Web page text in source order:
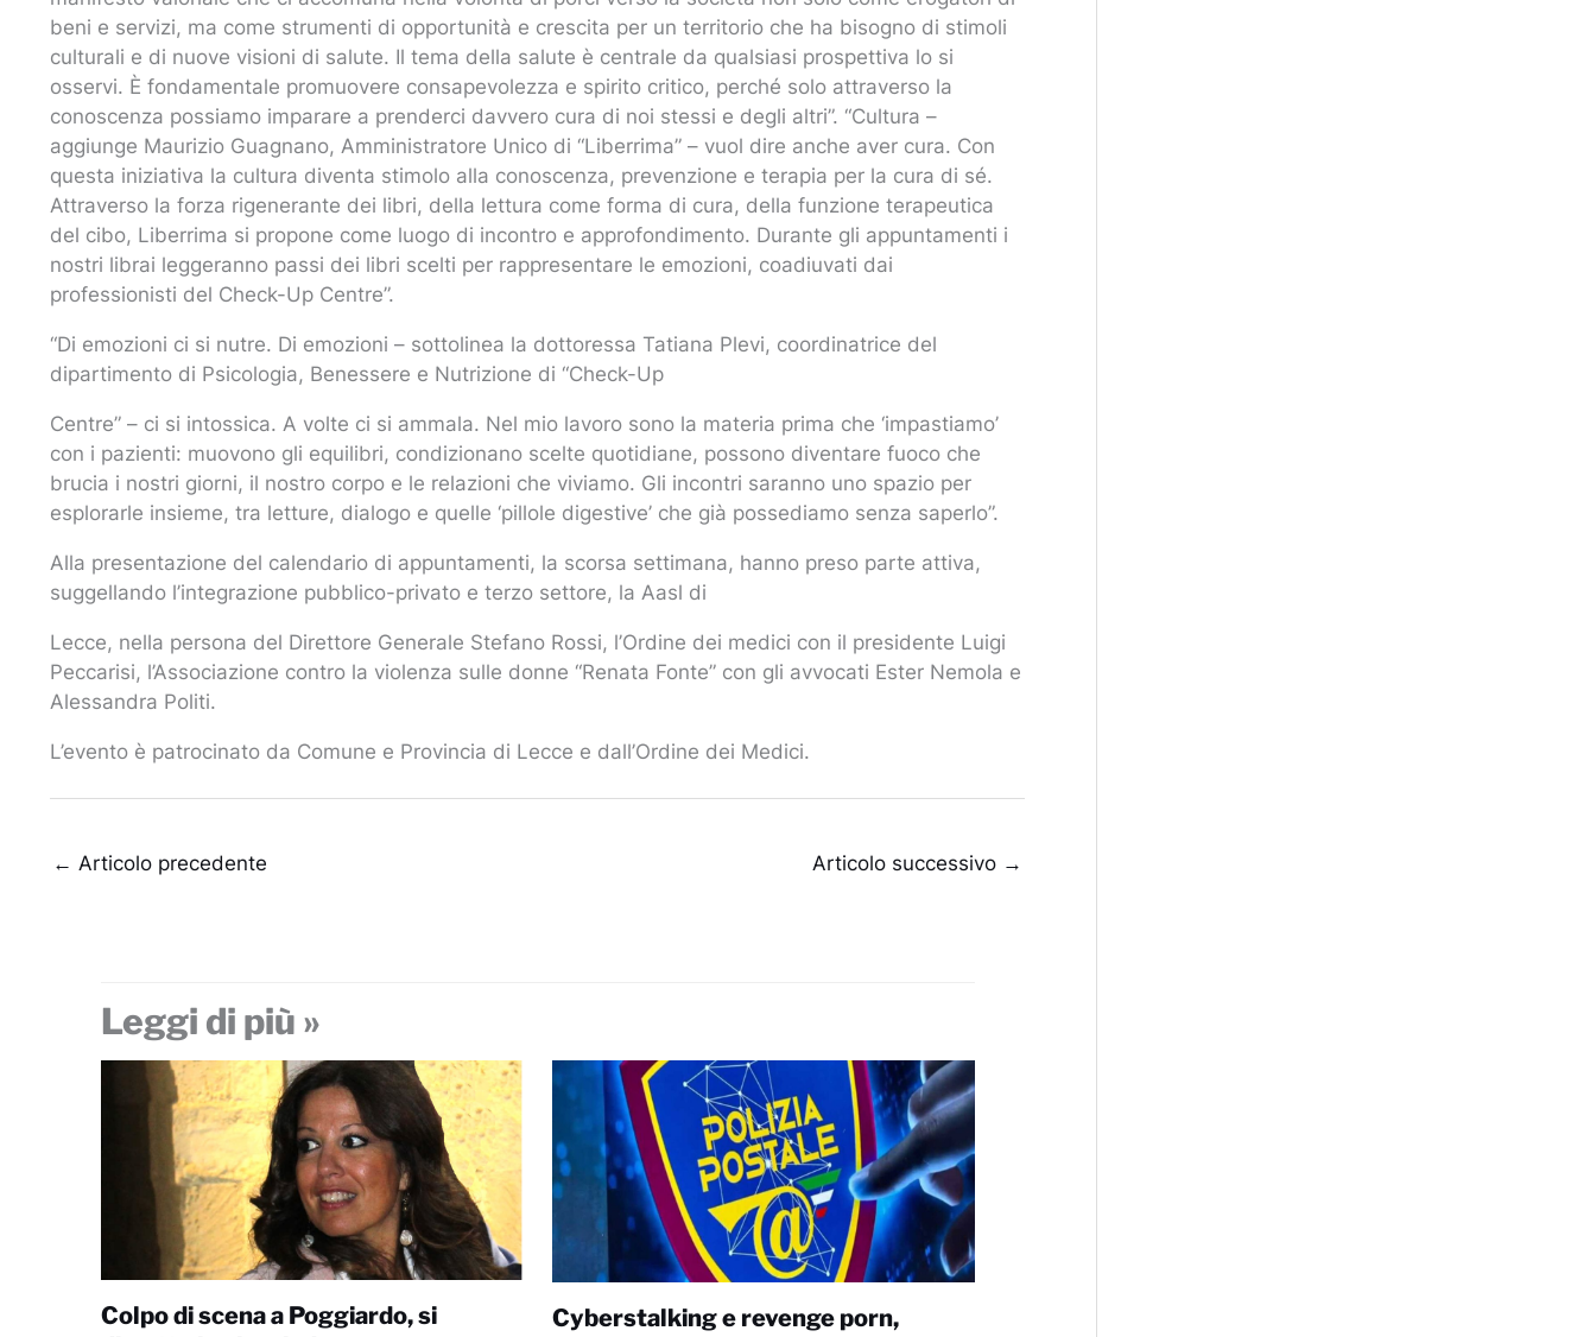
beni e servizi, ma come strumenti di opportunità e crescita per un territorio che ha bisogno di stimoli
culturali e di nuove visioni di salute. Il tema della salute è centrale da qualsiasi prospettiva lo si
osservi. È fondamentale promuovere consapevolezza e spirito critico, perché solo attraverso la
conoscenza possiamo imparare a prenderci davvero cura di noi stessi e degli altri”. “Cultura –
aggiunge Maurizio Guagnano, Amministratore Unico di “Liberrima” – vuol dire anche aver cura. Con
questa iniziativa la cultura diventa stimolo alla conoscenza, prevenzione e terapia per la cura di sé.
Attraverso la forza rigenerante dei libri, della lettura come forma di cura, della funzione terapeutica
del cibo, Liberrima si propone come luogo di incontro e approfondimento. Durante gli appuntamenti i
nostri librai leggeranno passi dei libri scelti per rappresentare le emozioni, coadiuvati dai
professionisti del Check-Up Centre”.
“Di emozioni ci si nutre. Di emozioni – sottolinea la dottoressa Tatiana Plevi, coordinatrice del
dipartimento di Psicologia, Benessere e Nutrizione di “Check-Up
Centre” – ci si intossica. A volte ci si ammala. Nel mio lavoro sono la materia prima che ‘impastiamo’
con i pazienti: muovono gli equilibri, condizionano scelte quotidiane, possono diventare fuoco che
brucia i nostri giorni, il nostro corpo e le relazioni che viviamo. Gli incontri saranno uno spazio per
esplorarle insieme, tra letture, dialogo e quelle ‘pillole digestive’ che già possediamo senza saperlo”.
Alla presentazione del calendario di appuntamenti, la scorsa settimana, hanno preso parte attiva,
suggellando l’integrazione pubblico-privato e terzo settore, la Aasl di
Lecce, nella persona del Direttore Generale Stefano Rossi, l’Ordine dei medici con il presidente Luigi
Peccarisi, l’Associazione contro la violenza sulle donne “Renata Fonte” con gli avvocati Ester Nemola e
Alessandra Politi.
L’evento è patrocinato da Comune e Provincia di Lecce e dall’Ordine dei Medici.
← Articolo precedente Articolo successivo →
Leggi di più »
Colpo di scena a Poggiardo, si
Cyberstalking e revenge porn,